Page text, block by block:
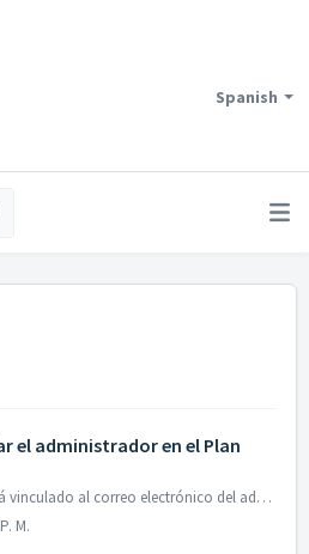
Spanish
el administrador en el Plan
No, el Plan Equipos está vinculado al correo electrónico del administrador que realizó la compra y no es posible modificar esa titularidad. Si tienes a...
M.